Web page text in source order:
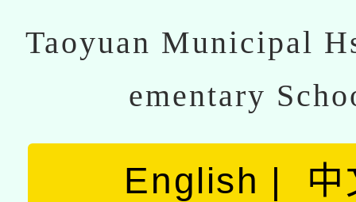
Taoyuan Municipal
ementary
English 中